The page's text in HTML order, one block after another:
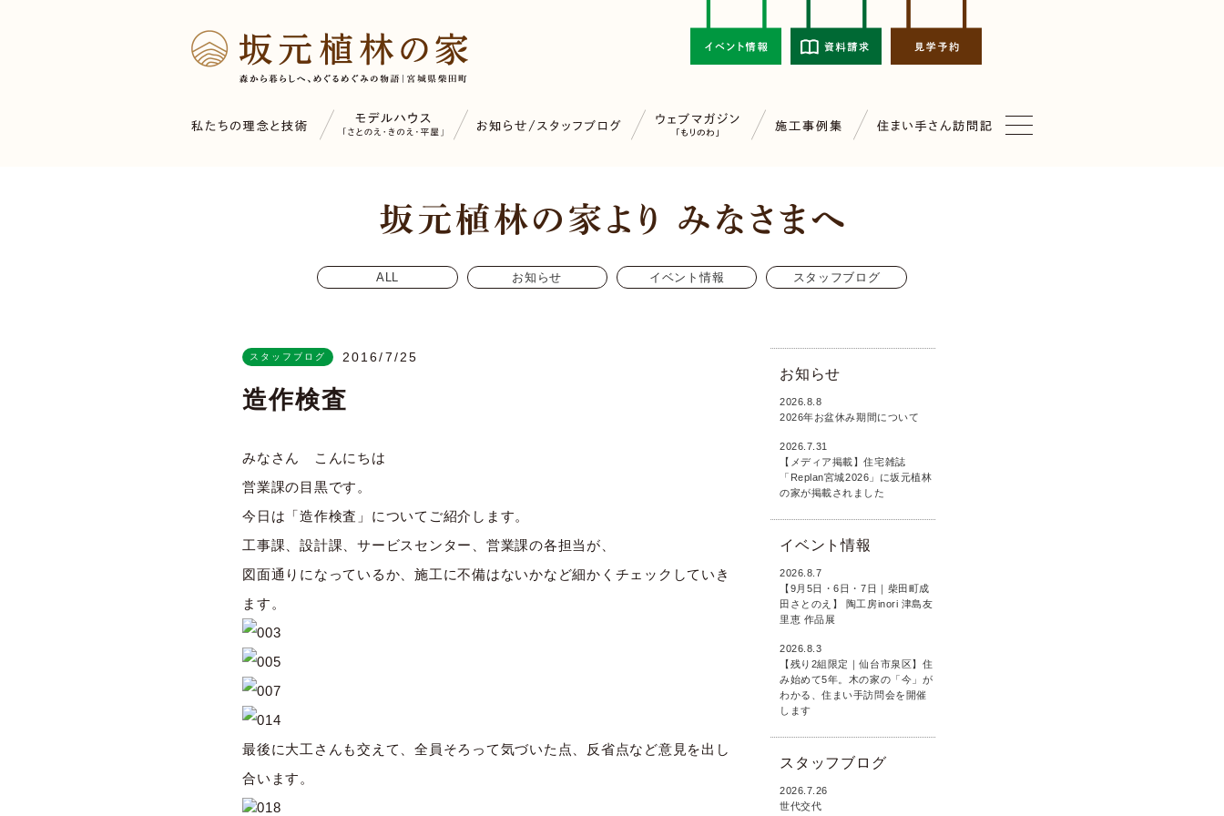
ALL お知らせ イベント情報 スタッフブログ
スタッフブログ 2016/7/25
造作検査
みなさん こんにちは
営業課の目黒です。
今日は「造作検査」についてご紹介します。
工事課、設計課、サービスセンター、営業課の各担当が、
図面通りになっているか、施工に不備はないかなど細かくチェックしていき
ます。
最後に大工さんも交えて、全員そろって気づいた点、反省点など意見を出し
合います。
お知らせ
2026.8.8
2026年お盆休み期間について
2026.7.31
【メディア掲載】住宅雑誌
「Replan宮城2026」に坂元植林
の家が掲載されました
イベント情報
2026.8.7
【9月5日・6日・7日｜柴田町成
田さとのえ】 陶工房inori 津島友
里恵 作品展
2026.8.3
【残り2組限定｜仙台市泉区】住
み始めて5年。木の家の「今」が
わかる、住まい手訪問会を開催
します
スタッフブログ
2026.7.26
世代交代